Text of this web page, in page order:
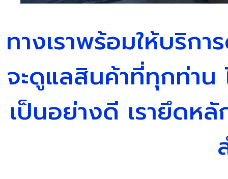
ทางเราพร้อมให้บริก
จะดูแลสินค้าที่ทุกท่าน
เป็นอย่างดี เรายึดห